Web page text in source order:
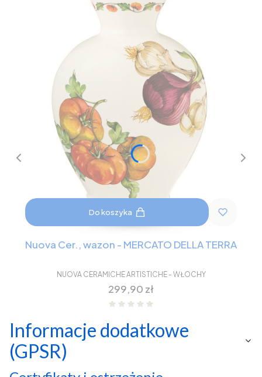
Do koszyka
Nuova Cer., wazon - MERCATO DELLA TERRA
NUOVA CERAMICHE ARTISTICHE - WŁOCHY
Cena
299,90 zł
Informacje dodatkowe
(GPSR)